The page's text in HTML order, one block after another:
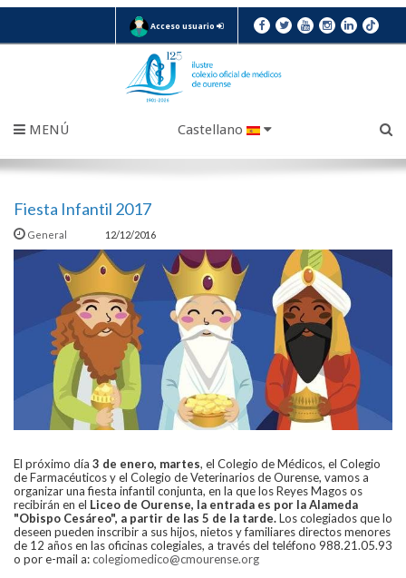
Acceso usuario
MENÚ Castellano
Fiesta Infantil 2017
General 12/12/2016
El próximo día 3 de enero, martes, el Colegio de Médicos, el Colegio
de Farmacéuticos y el Colegio de Veterinarios de Ourense, vamos a
organizar una fiesta infantil conjunta, en la que los Reyes Magos os
recibirán en el Liceo de Ourense, la entrada es por la Alameda
"Obispo Cesáreo", a partir de las 5 de la tarde.Los colegiados que lo
deseen pueden inscribir a sus hijos, nietos y familiares directos menores
de 12 años en las oficinas colegiales, a través del teléfono 988.21.05.93
o por e-mail a:colegiomedico@cmourense.org